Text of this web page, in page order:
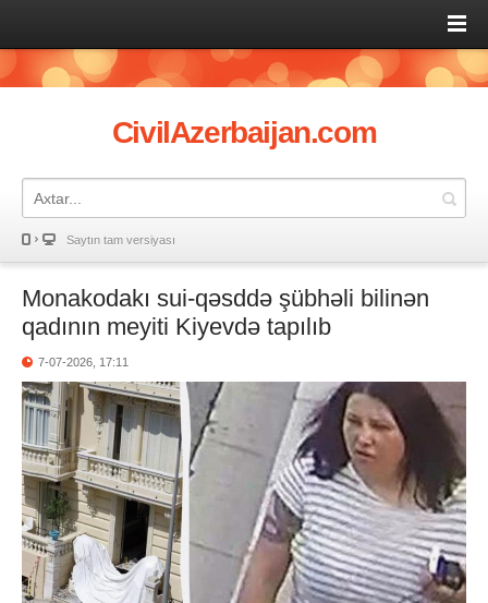
CivilAzerbaijan.com
Saytın tam versiyası
Monakodakı sui-qəsddə şübhəli bilinən
qadının meyiti Kiyevdə tapılıb
7-07-2026, 17:11